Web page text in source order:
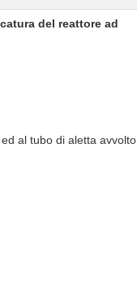
del reattore ad
al tubo di aletta avvolto